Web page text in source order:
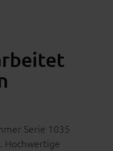
Serie 1035
. Hochwertige